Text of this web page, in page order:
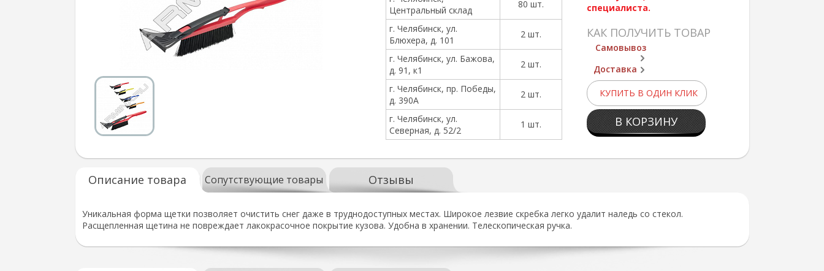
специалиста.
КАК ПОЛУЧИТЬ ТОВАР
Самовывоз
Доставка
КУПИТЬ В ОДИН КЛИК
В КОРЗИНУ
Центральный склад
80 шт.
г. Челябинск, ул.
Блюхера, д. 101
2 шт.
г. Челябинск, ул. Бажова,
д. 91, к1
2 шт.
г. Челябинск, пр. Победы,
д. 390А
2 шт.
г. Челябинск, ул.
Северная, д. 52/2
1 шт.
Описание товара Сопутствующие товары Отзывы
Уникальная форма щетки позволяет очистить снег даже в труднодоступных местах. Широкое лезвие скребка легко удалит наледь со стекол.
Расщепленная щетина не повреждает лакокрасочное покрытие кузова. Удобна в хранении. Телескопическая ручка.